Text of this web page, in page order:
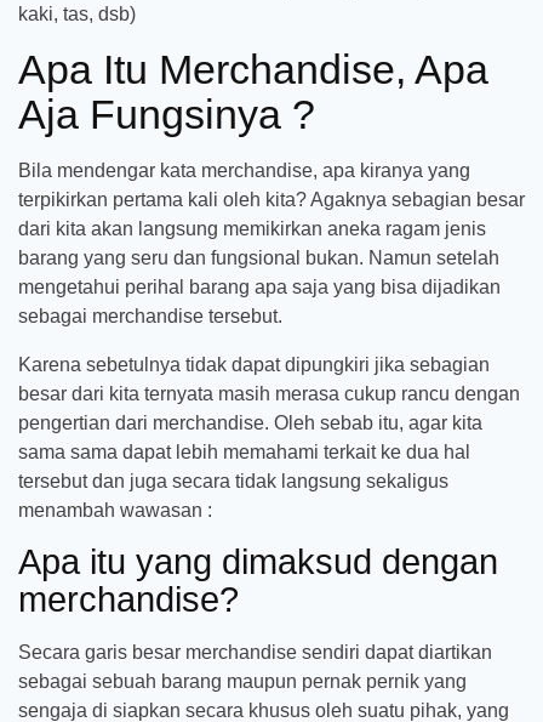
kaki, tas, dsb)
Apa Itu Merchandise, Apa
Aja Fungsinya ?
Bila mendengar kata merchandise, apa kiranya yang
terpikirkan pertama kali oleh kita? Agaknya sebagian besar
dari kita akan langsung memikirkan aneka ragam jenis
barang yang seru dan fungsional bukan. Namun setelah
mengetahui perihal barang apa saja yang bisa dijadikan
sebagai merchandise tersebut.
Karena sebetulnya tidak dapat dipungkiri jika sebagian
besar dari kita ternyata masih merasa cukup rancu dengan
pengertian dari merchandise. Oleh sebab itu, agar kita
sama sama dapat lebih memahami terkait ke dua hal
tersebut dan juga secara tidak langsung sekaligus
menambah wawasan :
Apa itu yang dimaksud dengan
merchandise?
Secara garis besar merchandise sendiri dapat diartikan
sebagai sebuah barang maupun pernak pernik yang
sengaja di siapkan secara khusus oleh suatu pihak, yang